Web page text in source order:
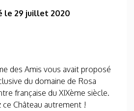
le 29 juillet 2020
des Amis vous avait proposé
du domaine de Rosa
française du XIXème siècle.
Château autrement !